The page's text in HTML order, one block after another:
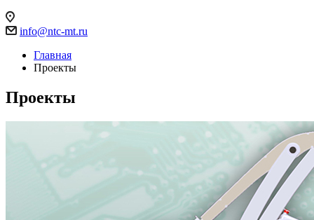
info@ntc-mt.ru
Главная
Проекты
Проекты